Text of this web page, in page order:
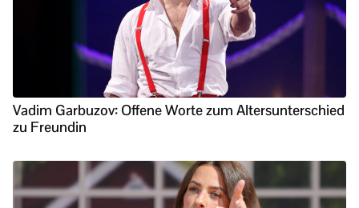
Vadim Garbuzov: Offene Worte zum Altersunterschied
zu Freundin